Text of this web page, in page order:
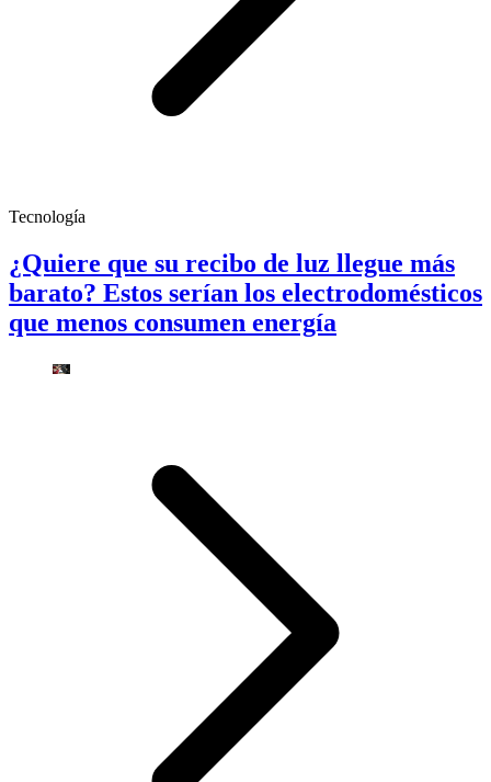
Tecnología
¿Quiere que su recibo de luz llegue más
barato? Estos serían los electrodomésticos
que menos consumen energía